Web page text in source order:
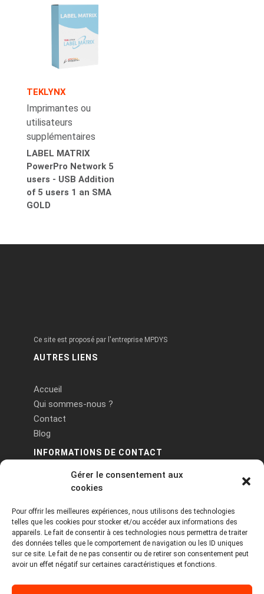
Gérer le consentement aux
cookies
Pour offrir les meilleures expériences, nous utilisons des technologies
telles que les cookies pour stocker et/ou accéder aux informations des
appareils. Le fait de consentir à ces technologies nous permettra de traiter
des données telles que le comportement de navigation ou les ID uniques
sur ce site. Le fait de ne pas consentir ou de retirer son consentement peut
avoir un effet négatif sur certaines caractéristiques et fonctions.
TEKLYNX
Imprimantes ou
utilisateurs
supplémentaires
LABEL MATRIX
PowerPro Network 5
users - USB Addition
of 5 users 1 an SMA
GOLD
Ce site est proposé par l'entreprise MPDYS
AUTRES LIENS
Accueil
Qui sommes-nous ?
Contact
Blog
INFORMATIONS DE CONTACT
PA Keneach Ouest - 5 rue de Belle-Île - 56400
contact@logiciels-etiquettes.com
09 71 37 25 93